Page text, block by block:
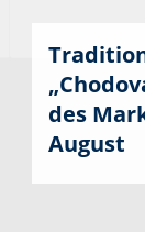
des
August